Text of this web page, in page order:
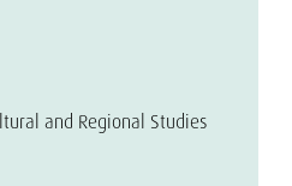
and Regional Studies